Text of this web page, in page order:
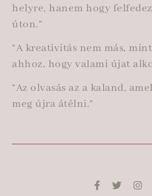
helyre, hanem hogy
úton.”
“A kreativitás nem más,
ahhoz, hogy valami újat
“Az olvasás az a kaland,
meg újra átélni.”